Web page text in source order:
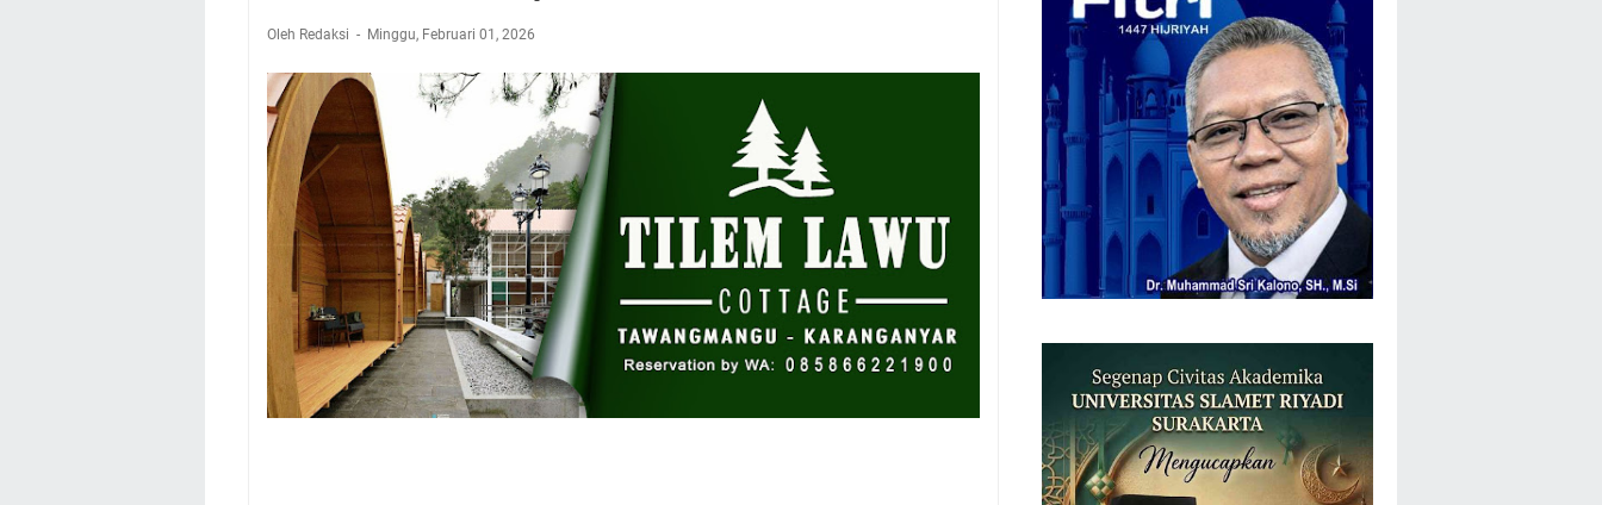
Oleh Redaksi Minggu, Februari 01, 2026